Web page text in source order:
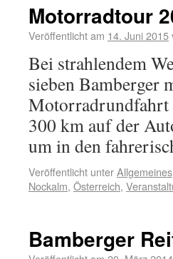
Motorradtour
Veröffentlicht am 14. Juni 2015
Bei strahlendem
sieben Bamberger
Motorradrundfahrt
300 km auf der
um in den
Veröffentlicht unterAllgemeines
Nockalm, Österreich,
Bamberger